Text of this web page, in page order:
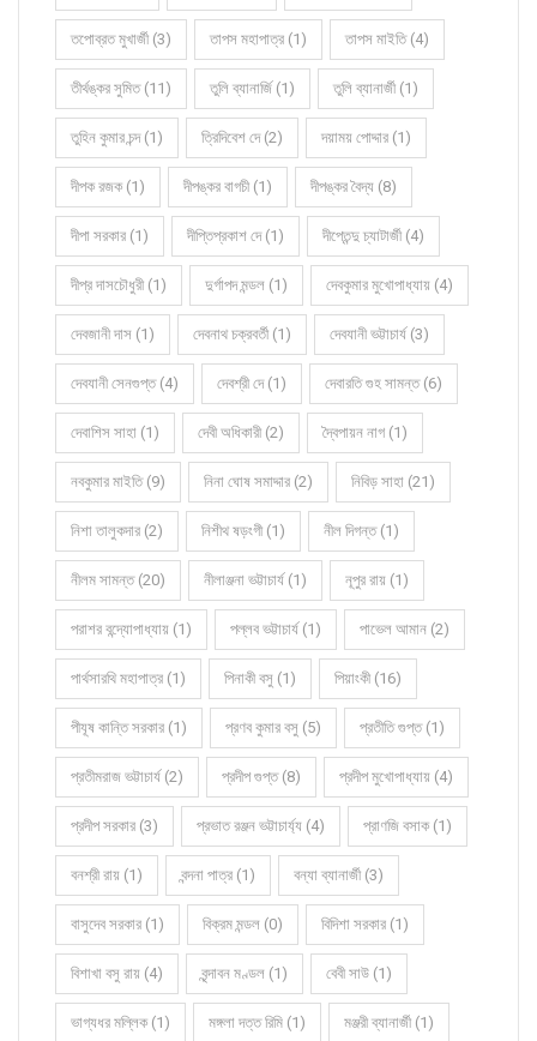
তপোব্রত মুখার্জী (3) তাপস মহাপাত্র (1) তাপস মাইতি (4)
তীর্থঙ্কর সুমিত (11) তুলি ব্যানার্জি (1) তুলি ব্যানার্জী (1)
তুহিন কুমার চন্দ (1) ত্রিদিবেশ দে (2) দয়াময় পোদ্দার (1)
দীপক রজক (1) দীপঙ্কর বাগচী (1) দীপঙ্কর বৈদ্য (8)
দীপা সরকার (1) দীপ্তিপ্রকাশ দে (1) দীপ্তেন্দু চ্যাটার্জী (4)
দীপ্র দাসচৌধুরী (1) দুর্গাপদ মন্ডল (1) দেবকুমার মুখোপাধ্যায় (4)
দেবজানী দাস (1) দেবনাথ চক্রবর্তী (1) দেবযানী ভট্টাচার্য (3)
দেবযানী সেনগুপ্ত (4) দেবশ্রী দে (1) দেবারতি গুহ সামন্ত (6)
দেবাশিস সাহা (1) দেবী অধিকারী (2) দ্বৈপায়ন নাগ (1)
নবকুমার মাইতি (9) নিনা ঘোষ সমাদ্দার (2) নিবিড় সাহা (21)
নিশা তালুকদার (2) নিশীথ ষড়ংগী (1) নীল দিগন্ত (1)
নীলম সামন্ত (20) নীলাঞ্জনা ভট্টাচার্য (1) নূপুর রায় (1)
পরাশর বন্দ্যোপাধ্যায় (1) পল্লব ভট্টাচার্য (1) পাভেল আমান (2)
পার্থসারথি মহাপাত্র (1) পিনাকী বসু (1) পিয়াংকী (16)
পীযূষ কান্তি সরকার (1) প্রণব কুমার বসু (5) প্রতীতি গুপ্ত (1)
প্রতীমরাজ ভট্টাচার্য (2) প্রদীপ গুপ্ত (8) প্রদীপ মুখোপাধ্যায় (4)
প্রদীপ সরকার (3) প্রভাত রঞ্জন ভট্টাচার্য্য (4) প্রাণজি বসাক (1)
বনশ্রী রায় (1) বন্দনা পাত্র (1) বন্যা ব্যানার্জী (3)
বাসুদেব সরকার (1) বিক্রম মন্ডল (0) বিদিশা সরকার (1)
বিশাখা বসু রায় (4) বৃন্দাবন মণ্ডল (1) বেবী সাউ (1)
ভাগ্যধর মল্লিক (1) মঙ্গলা দত্ত রিমি (1) মঞ্জরী ব্যানার্জী (1)